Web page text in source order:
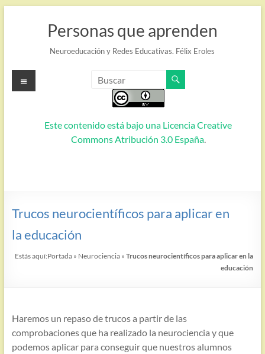
Personas que aprenden
Neuroeducación y Redes Educativas. Félix Eroles
Este contenido está bajo una Licencia Creative
Commons Atribución 3.0 España.
Menú
Trucos neurocientíficos para aplicar en
la educación
Estás aquí:Portada » Neurociencia »Trucos neurocientíficos para aplicar en la
educación
Haremos un repaso de trucos a partir de las
comprobaciones que ha realizado la neurociencia y que
podemos aplicar para conseguir que nuestros alumnos